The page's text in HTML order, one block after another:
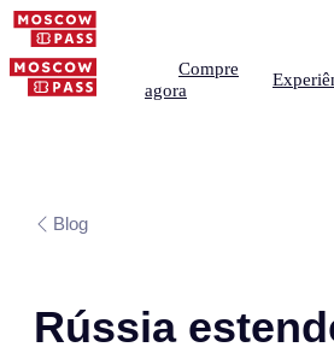
Compre
agora
Blog
Rússia